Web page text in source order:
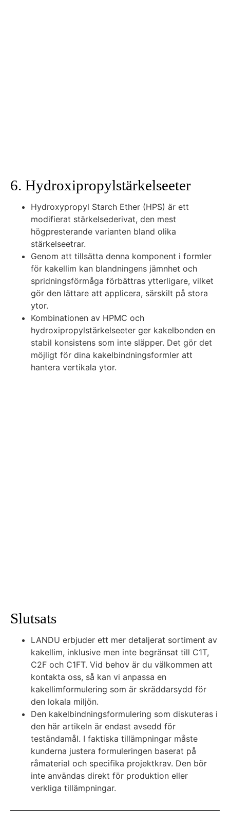
6. Hydroxipropylstärkelseeter
Hydroxypropyl Starch Ether (HPS) är ett
modifierat stärkelsederivat, den mest
högpresterande varianten bland olika
stärkelseetrar.
Genom att tillsätta denna komponent i formler
för kakellim kan blandningens jämnhet och
spridningsförmåga förbättras ytterligare, vilket
gör den lättare att applicera, särskilt på stora
ytor.
Kombinationen av HPMC och
hydroxipropylstärkelseeter ger kakelbonden en
stabil konsistens som inte släpper. Det gör det
möjligt för dina kakelbindningsformler att
hantera vertikala ytor.
Slutsats
LANDU erbjuder ett mer detaljerat sortiment av
kakellim, inklusive men inte begränsat till C1T,
C2F och C1FT. Vid behov är du välkommen att
kontakta oss, så kan vi anpassa en
kakellimformulering som är skräddarsydd för
den lokala miljön.
Den kakelbindningsformulering som diskuteras i
den här artikeln är endast avsedd för
teständamål. I faktiska tillämpningar måste
kunderna justera formuleringen baserat på
råmaterial och specifika projektkrav. Den bör
inte användas direkt för produktion eller
verkliga tillämpningar.